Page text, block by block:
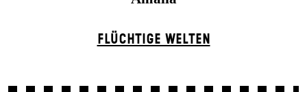
FLÜCHTIGE WELTEN